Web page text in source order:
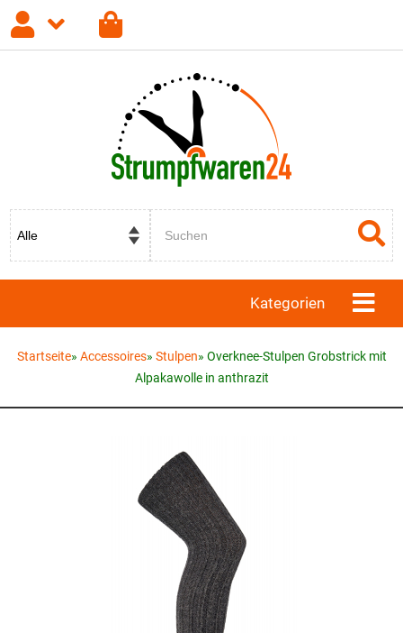
Registrieren Passwort vergessen?
Kategorien
Startseite» Accessoires» Stulpen» Overknee-Stulpen Grobstrick mit
Alpakawolle in anthrazit